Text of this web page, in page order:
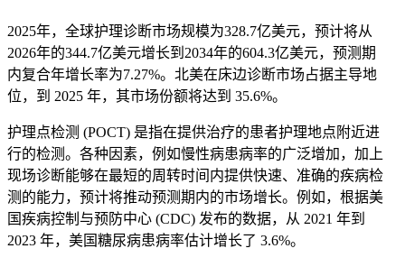
2025年，全球护理诊断市场规模为328.7亿美元，预计将从
2026年的344.7亿美元增长到2034年的604.3亿美元，预测期
内复合年增长率为7.27%。北美在床边诊断市场占据主导地
位，到 2025 年，其市场份额将达到 35.6%。
护理点检测 (POCT) 是指在提供治疗的患者护理地点附近进
行的检测。各种因素，例如慢性病患病率的广泛增加，加上
现场诊断能够在最短的周转时间内提供快速、准确的疾病检
测的能力，预计将推动预测期内的市场增长。例如，根据美
国疾病控制与预防中心 (CDC) 发布的数据，从 2021 年到
2023 年，美国糖尿病患病率估计增长了 3.6%。